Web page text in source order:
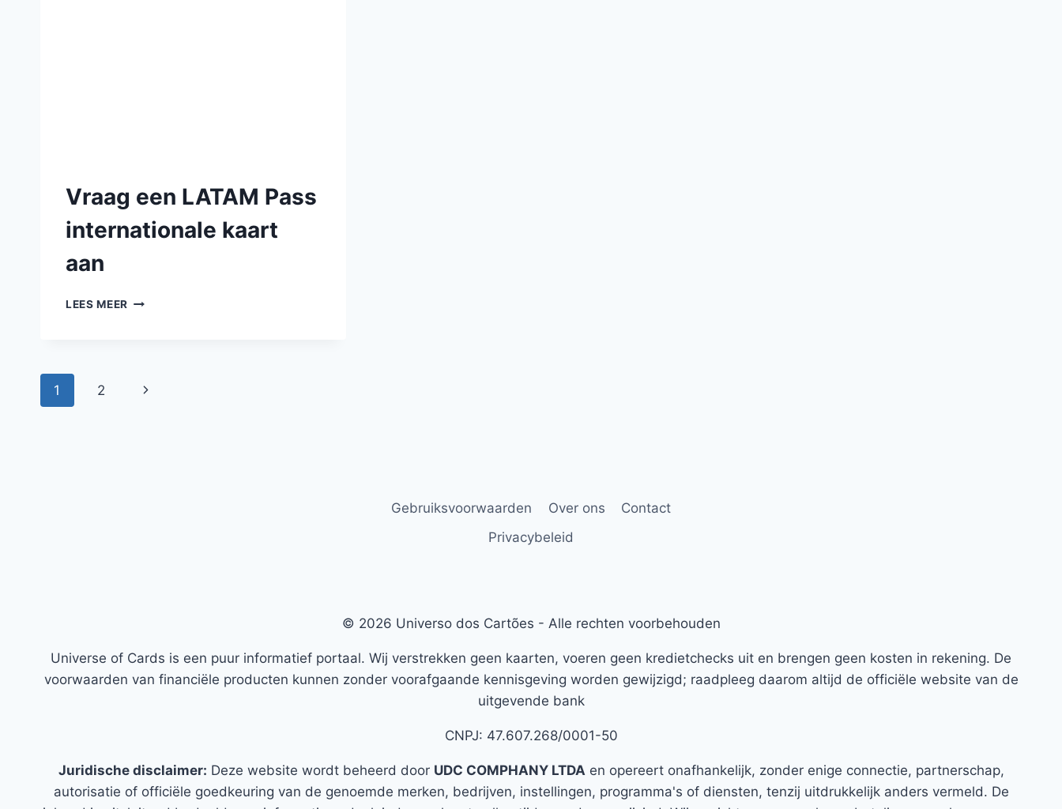
Vraag een LATAM Pass
internationale kaart
aan
LEES MEER
1 2
Gebruiksvoorwaarden Over ons
Contact
Privacybeleid
© 2026 Universo dos Cartões - Alle rechten voorbehouden
Universe of Cards is een puur informatief portaal. Wij verstrekken geen kaarten, voeren geen kredietchecks uit en brengen geen kosten in rekening. De
voorwaarden van financiële producten kunnen zonder voorafgaande kennisgeving worden gewijzigd; raadpleeg daarom altijd de officiële website van de
uitgevende bank
CNPJ: 47.607.268/0001-50
Juridische disclaimer: Deze website wordt beheerd door UDC COMPHANY LTDAen opereert onafhankelijk, zonder enige connectie, partnerschap,
autorisatie of officiële goedkeuring van de genoemde merken, bedrijven, instellingen, programma's of diensten, tenzij uitdrukkelijk anders vermeld. De